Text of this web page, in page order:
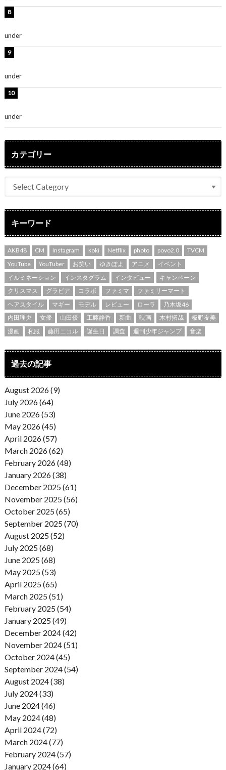
under
under
under
カテゴリー
キーワード
AKB48 CM Instagram koki Netflix photo povo2.0
TVCM
YouTube
YouTuber お笑い ゆきぽよ アニメ
イベント
イルミネーション
インスタグラム インタビュー
キャンペーン
クリスマス
グラビア コラボ ファミマ
ファミリーマート
ヘアスタイル
マギー モデル レビュー ローラ
乃木坂46
内田理央
女優 山田優 工藤静香 新曲 映画 木村拓哉
板野友美
漫画
私服 藤田ニコル 誕生日 調査 週刊少年ジャンプ 音楽
過去の記事
August 2026 (9)
July 2026 (64)
June 2026 (53)
May 2026 (45)
April 2026 (57)
March 2026 (62)
February 2026 (48)
January 2026 (38)
December 2025 (61)
November 2025 (56)
October 2025 (65)
September 2025 (70)
August 2025 (52)
July 2025 (68)
June 2025 (68)
May 2025 (53)
April 2025 (65)
March 2025 (51)
February 2025 (54)
January 2025 (49)
December 2024 (42)
November 2024 (51)
October 2024 (45)
September 2024 (54)
August 2024 (38)
July 2024 (33)
June 2024 (46)
May 2024 (48)
April 2024 (72)
March 2024 (77)
February 2024 (57)
January 2024 (64)